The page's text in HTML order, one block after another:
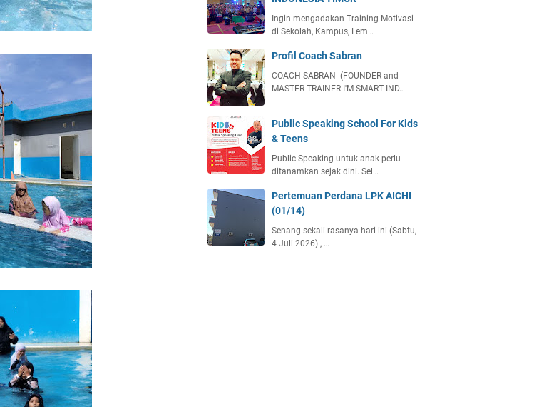
Ingin mengadakan Training Motivasi
di Sekolah, Kampus, Lem…
Profil Coach Sabran
COACH SABRAN (FOUNDER and
MASTER TRAINER I'M SMART IND…
Public Speaking School For Kids
& Teens
Public Speaking untuk anak perlu
ditanamkan sejak dini. Sel…
Pertemuan Perdana LPK AICHI
(01/14)
Senang sekali rasanya hari ini (Sabtu,
4 Juli 2026) , …